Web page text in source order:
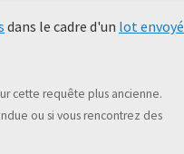
dans le cadre d'un lot envoyé
cette requête plus ancienne.
ou si vous rencontrez des